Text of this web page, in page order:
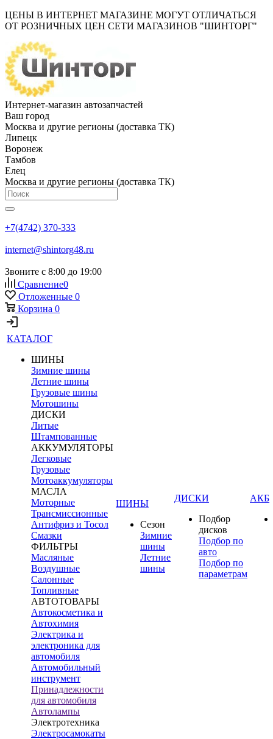
ЦЕНЫ В ИНТЕРНЕТ МАГАЗИНЕ МОГУТ ОТЛИЧАТЬСЯ
ОТ РОЗНИЧНЫХ ЦЕН СЕТИ МАГАЗИНОВ "ШИНТОРГ"
Интернет-магазин автозапчастей
Ваш город
Москва и другие регионы (доставка ТК)
Липецк
Воронеж
Тамбов
Елец
Москва и другие регионы (доставка ТК)
+7(4742) 370-333
internet@shintorg48.ru
Звоните с 8:00 до 19:00
Сравнение0
Отложенные 0
Корзина 0
КАТАЛОГ
ШИНЫ
Зимние шины
Летние шины
Грузовые шины
Мотошины
ДИСКИ
Литые
Штампованные
АККУМУЛЯТОРЫ
Легковые
Грузовые
Мотоаккумуляторы
МАСЛА
Моторные
Трансмиссионные
Антифриз и Тосол
Смазки
ФИЛЬТРЫ
Масляные
Воздушные
Салонные
Топливные
АВТОТОВАРЫ
Автокосметика и
Автохимия
Электрика и
электроника для
автомобиля
Автомобильный
инструмент
Принадлежности
для автомобиля
Автолампы
Электротехника
Электросамокаты
ШИНЫ
Сезон
Зимние
шины
Летние
шины
ДИСКИ
Подбор
дисков
Подбор по
авто
Подбор по
параметрам
АКБ